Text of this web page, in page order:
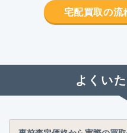
宅配買取の流
よくい